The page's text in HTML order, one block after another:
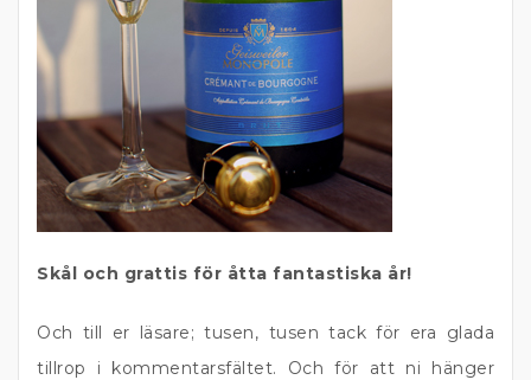
Skål och grattis för åtta fantastiska år!
Och till er läsare; tusen, tusen tack för era glada
tillrop i kommentarsfältet. Och för att ni hänger